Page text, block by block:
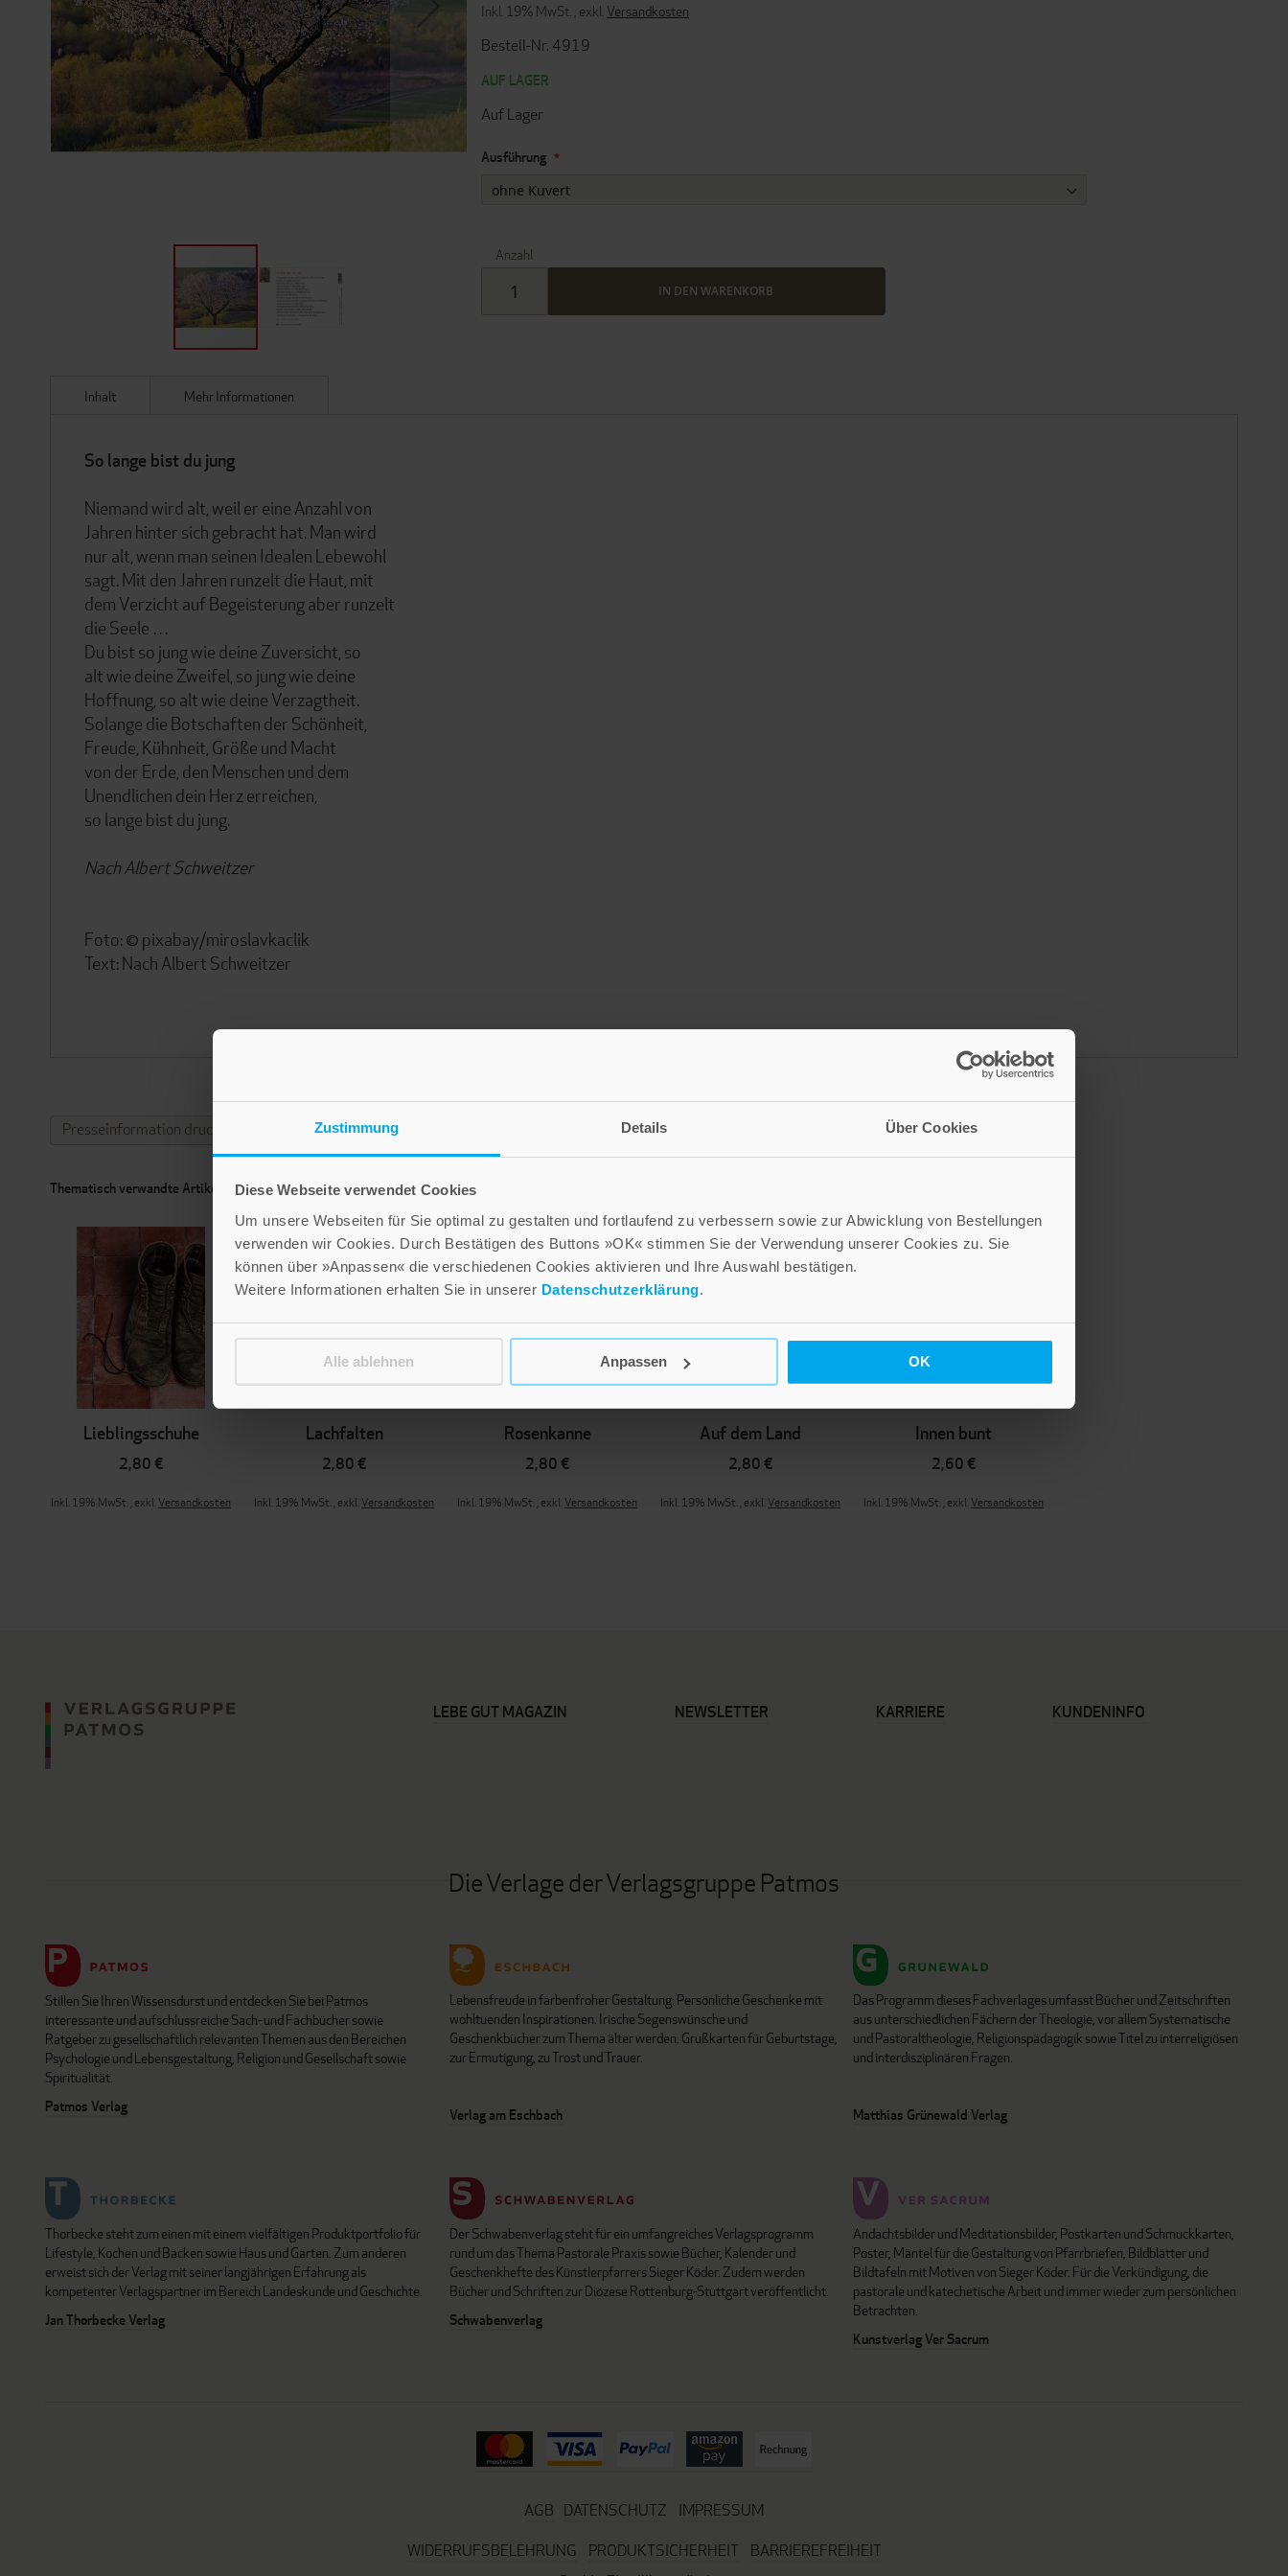
Zustimmung Details Über Cookies
Diese Webseite verwendet Cookies
Um unsere Webseiten für Sie optimal zu gestalten und fortlaufend zu verbessern sowie zur Abwicklung von Bestellungen
verwenden wir Cookies. Durch Bestätigen des Buttons »OK« stimmen Sie der Verwendung unserer Cookies zu. Sie
können über »Anpassen« die verschiedenen Cookies aktivieren und Ihre Auswahl bestätigen.
Weitere Informationen erhalten Sie in unserer Datenschutzerklärung.
Alle ablehnen Anpassen OK
Inkl. 19% MwSt. , exkl. Versandkosten
Bestell-Nr. 4919
AUF LAGER
Auf Lager
Ausführung
Anzahl
IN DEN WARENKORB
DER
Inhalt
So lange bist du jung
Niemand wird alt, weil er eine Anzahl von
Jahren hinter sich gebracht hat. Man wird
nur alt, wenn man seinen Idealen Lebewohl
sagt. Mit den Jahren runzelt die Haut, mit
dem Verzicht auf Begeisterung aber runzelt
die Seele …
Du bist so jung wie deine Zuversicht, so
alt wie deine Zweifel, so jung wie deine
Hoffnung, so alt wie deine Verzagtheit.
Solange die Botschaften der Schönheit,
Freude, Kühnheit, Größe und Macht
von der Erde, den Menschen und dem
Unendlichen dein Herz erreichen,
so lange bist du jung.
Nach Albert Schweitzer
Foto: © pixabay/miroslavkaclik
Text: Nach Albert Schweitzer
Mehr Informationen
Presseinformation drucken
Thematisch verwandte Artikel
Lieblingsschuhe
2,80 €
Inkl. 19% MwSt.,exkl.Versandkosten
Lachfalten
2,80 €
Inkl. 19% MwSt.,exkl.Versandkosten
Rosenkanne
2,80 €
Inkl. 19% MwSt.,exkl.Versandkosten
Auf dem Land
2,80 €
Inkl. 19% MwSt.,exkl.Versandkosten
Innen bunt
2,60 €
Inkl. 19% MwSt.,exkl.Versandkosten
LEBE GUT MAGAZIN NEWSLETTER KARRIERE KUNDENINFO
Die Verlage der Verlagsgruppe Patmos
Stillen Sie Ihren Wissensdurst und entdecken Sie bei Patmos
interessante und aufschlussreiche Sach- und Fachbücher sowie
Ratgeber zu gesellschaftlich relevanten Themen aus den Bereichen
Psychologie und Lebensgestaltung, Religion und Gesellschaft sowie
Spiritualität.
Patmos Verlag
Lebensfreude in farbenfroher Gestaltung: Persönliche Geschenke mit
wohltuenden Inspirationen. Irische Segenswünsche und
Geschenkbücher zum Thema älter werden. Grußkarten für Geburtstage,
zur Ermutigung, zu Trost und Trauer.
Verlag am Eschbach
Das Programm dieses Fachverlages umfasst Bücher und Zeitschriften
aus unterschiedlichen Fächern der Theologie, vor allem Systematische
und Pastoraltheologie, Religionspädagogik sowie Titel zu interreligiösen
und interdisziplinären Fragen.
Matthias Grünewald Verlag
Thorbecke steht zum einen mit einem vielfältigen Produktportfolio für
Lifestyle, Kochen und Backen sowie Haus und Garten. Zum anderen
erweist sich der Verlag mit seiner langjährigen Erfahrung als
kompetenter Verlagspartner im Bereich Landeskunde und Geschichte.
Jan Thorbecke Verlag
Der Schwabenverlag steht für ein umfangreiches Verlagsprogramm
rund um das Thema Pastorale Praxis sowie Bücher, Kalender und
Geschenkhefte des Künstlerpfarrers Sieger Köder. Zudem werden
Bücher und Schriften zur Diözese Rottenburg-Stuttgart veröffentlicht.
Schwabenverlag
Andachtsbilder und Meditationsbilder, Postkarten und Schmuckkarten,
Poster, Mäntel für die Gestaltung von Pfarrbriefen, Bildblätter und
Bildtafeln mit Motiven von Sieger Köder. Für die Verkündigung, die
pastorale und katechetische Arbeit und immer wieder zum persönlichen
Betrachten.
Kunstverlag Ver Sacrum
AGB DATENSCHUTZ
IMPRESSUM
WIDERRUFSBELEHRUNG
PRODUKTSICHERHEIT
BARRIEREFREIHEIT